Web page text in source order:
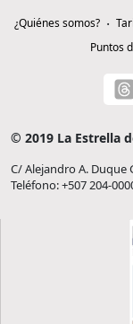
¿Quiénes somos?
Puntos
© 2019 La Estrella
C/ Alejandro A. Duque
Teléfono: +507 204-